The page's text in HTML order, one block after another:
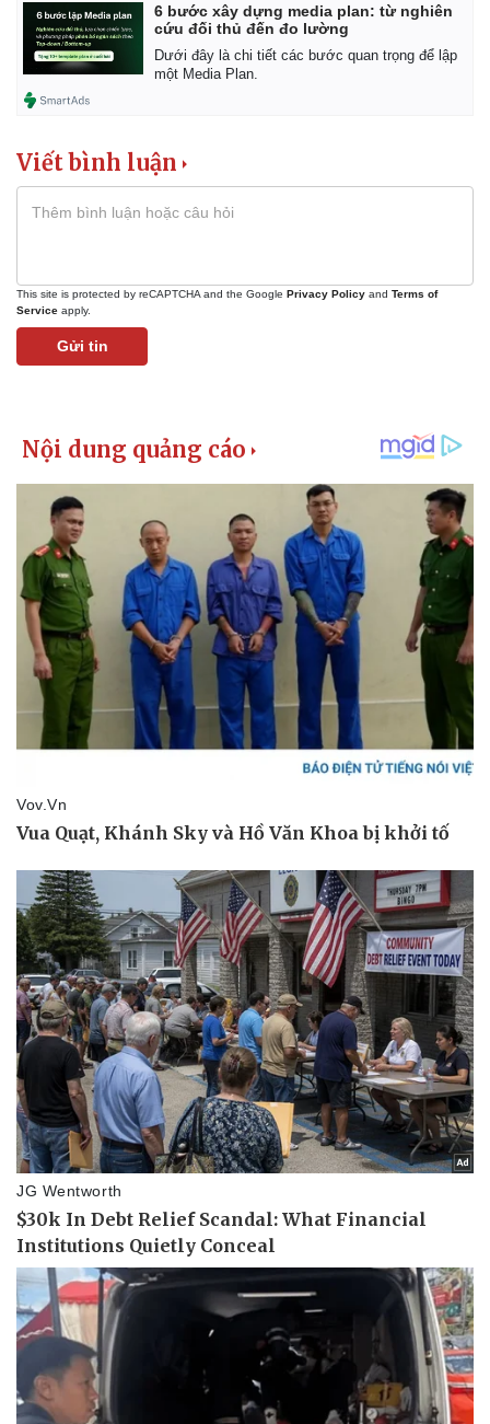
Kinh tế
Khởi nghiệp
Thị trường
Tiêu dùng
Tỷ giá
Chứng khoán
Giá cà phê
6 bước xây dựng media plan: từ nghiên
cứu đối thủ đến đo lường
Dưới đây là chi tiết các bước quan trọng để lập
một Media Plan.
Viết bình luận
This site is protected by reCAPTCHA and the Google Privacy Policy and Terms of
Service apply.
Gửi tin